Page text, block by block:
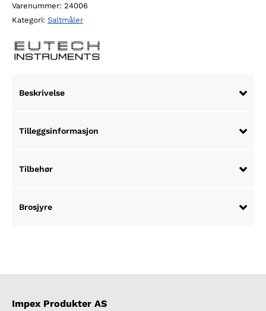
6+
Saltmålerkit
antall
Varenummer: 24006
Kategori: Saltmåler
Beskrivelse
Tilleggsinformasjon
Tilbehør
Brosjyre
Impex Produkter AS